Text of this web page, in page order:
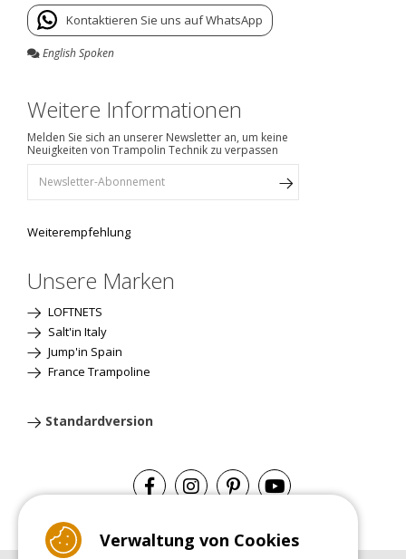
Kontaktieren Sie uns auf WhatsApp
English Spoken
Weitere Informationen
Melden Sie sich an unserer Newsletter an, um keine
Neuigkeiten von Trampolin Technik zu verpassen
Weiterempfehlung
Unsere Marken
LOFTNETS
Salt'in Italy
Jump'in Spain
France Trampoline
Standardversion
Verwaltung von Cookies